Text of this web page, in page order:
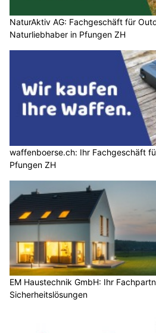
NaturAktiv AG: Fachgeschäft für
Naturliebhaber in Pfungen ZH
waffenboerse.ch: Ihr Fachgeschäft
Pfungen ZH
EM Haustechnik GmbH: Ihr
Sicherheitslösungen